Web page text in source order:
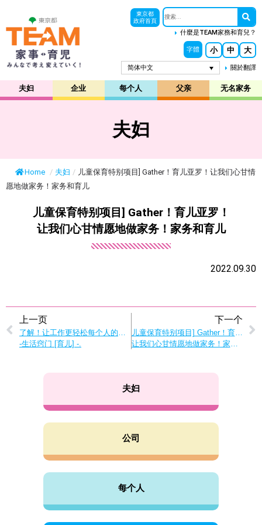
東京都
政府首頁
什麼是TEAM家務和育兒？
字體 小 中 大
简体中文 關於翻譯
夫妇 企业 每个人 父亲 无名家务
夫妇
Home / 夫妇 / 儿童保育特别项目] Gather！育儿亚罗！让我们心甘情
愿地做家务！家务和育儿
儿童保育特别项目] Gather！育儿亚罗！
让我们心甘情愿地做家务！家务和育儿
2022.09.30
上一页
-生活窍门 [育儿] -.
下一个
儿童保育特别项目] Gather！育儿亚罗！
让我们心甘情愿地做家务！家务和育儿
夫妇
公司
每个人